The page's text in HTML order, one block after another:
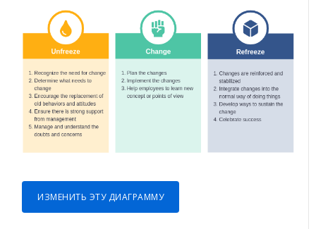
ИЗМЕНИТЬ ЭТУ ДИАГРАММУ